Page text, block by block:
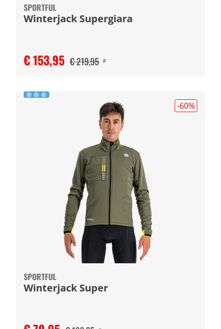
SPORTFUL
Winterjack Supergiara
€ 153,95 € 219,95 #
-60%
SPORTFUL
Winterjack Super